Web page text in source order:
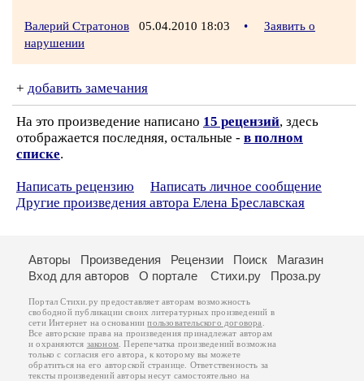
Валерий Стратонов 05.04.2010 18:03 •
Заявить о
нарушении
+ добавить замечания
На это произведение написано 15 рецензий, здесь
отображается последняя, остальные - в полном
списке.
Написать рецензию
Написать личное сообщение
Другие произведения автора Елена Бреславская
Авторы Произведения Рецензии Поиск
Магазин
Вход для авторов
О портале Стихи.ру Проза.ру
Портал Стихи.ру предоставляет авторам возможность
свободной публикации своих литературных произведений в
сети Интернет на основаниипользовательского договора
Все авторские права на произведения принадлежат авторам
и охраняются законом . Перепечатка произведений возможна
только с согласия его автора, к которому вы можете
обратиться на его авторской странице. Ответственность за
тексты произведений авторы несут самостоятельно на